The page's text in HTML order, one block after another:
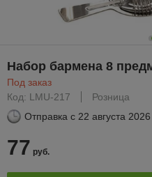
Набор бармена 8
Под заказ
Код: LMU-217
Розница
Отправка с 22 августа 2026
77 руб.